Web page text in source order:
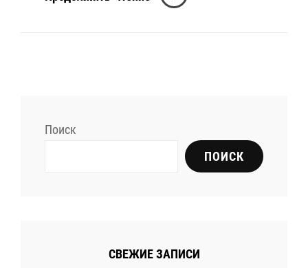
Games
Возможного
Поиск
ПОИСК
СВЕЖИЕ ЗАПИСИ